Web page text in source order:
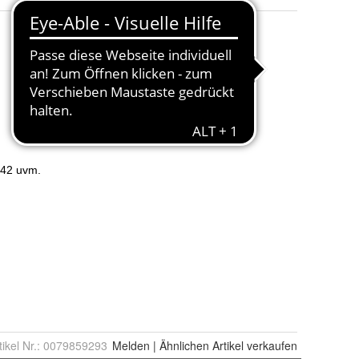
Nr.: 0079859293 Melden | Ähnlichen Artikel verkaufen